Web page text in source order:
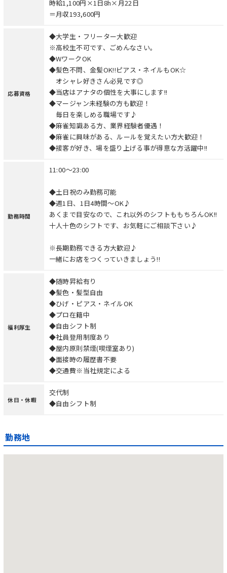
時給1,100円×1日8h×月22日
＝月収193,600円
応募資格
◆大学生・フリーター大歓迎
※高校生不可です、ごめんなさい。
◆WワークOK
◆髪色不問、金髪OK!!ピアス・ネイルもOK☆
オシャレ好きさん必見です◎
◆当店はアナタの個性を大事にします!!
◆マージャン未経験の方も歓迎！
毎日を楽しめる職場です♪
◆麻雀知識ある方、業界経験者優遇！
◆麻雀に興味がある、ルールを覚えたい方大歓迎！
◆接客が好き、場を盛り上げる事が得意な方活躍中!!
勤務時間
11:00～23:00
◆土日祝のみ勤務可能
◆週1日、1日4時間～OK♪
あくまで目安なので、これ以外のシフトももちろんOK!!
十人十色のシフトです、お気軽にご相談下さい♪
※長期勤務できる方大歓迎♪
一緒にお店をつくっていきましょう!!
福利厚生
◆随時昇給有り
◆髪色・髪型自由
◆ひげ・ピアス・ネイルOK
◆プロ在籍中
◆自由シフト制
◆社員登用制度あり
◆屋内原則禁煙(喫煙室あり)
◆面接時の履歴書不要
◆交通費※当社規定による
休日・休暇
交代制
◆自由シフト制
勤務地